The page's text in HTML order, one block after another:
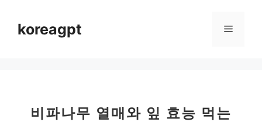
koreagpt 메
비파나무 열매와 잎 효능 먹는